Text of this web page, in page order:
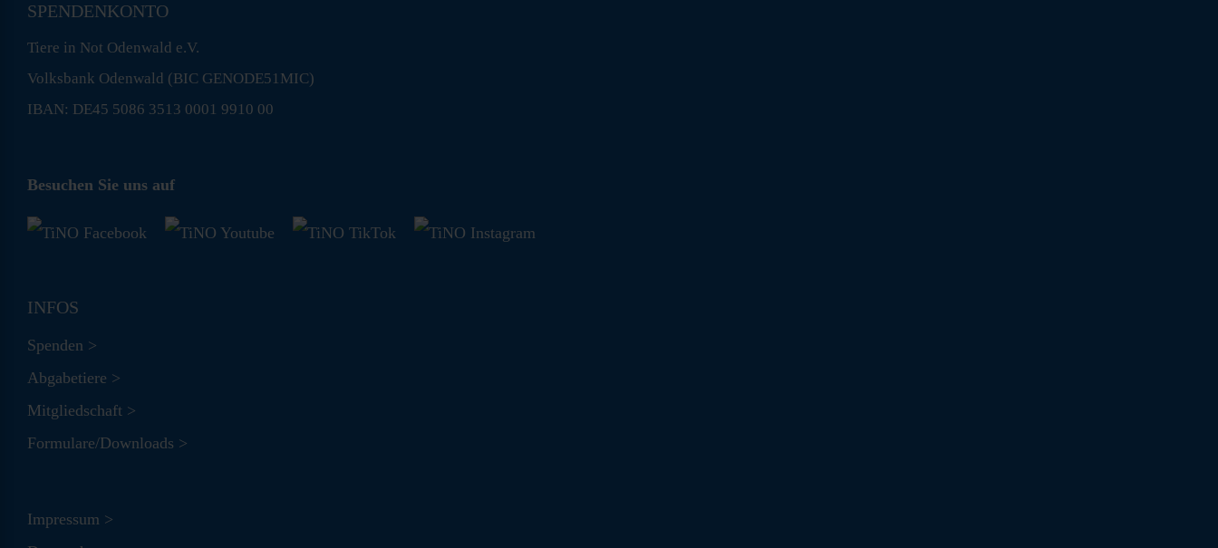
SPENDENKONTO
Tiere in Not Odenwald e.V.
Volksbank Odenwald (BIC GENODE51MIC)
IBAN: DE45 5086 3513 0001 9910 00
Besuchen Sie uns auf
INFOS
Spenden >
Abgabetiere >
Mitgliedschaft >
Formulare/Downloads >
Impressum >